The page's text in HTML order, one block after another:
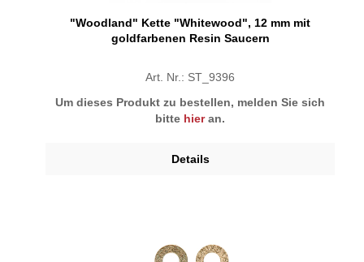
"Woodland" Kette "Whitewood", 12 mm mit
goldfarbenen Resin Saucern
Art. Nr.: ST_9396
Um dieses Produkt zu bestellen, melden Sie sich
bitte hieran.
Details